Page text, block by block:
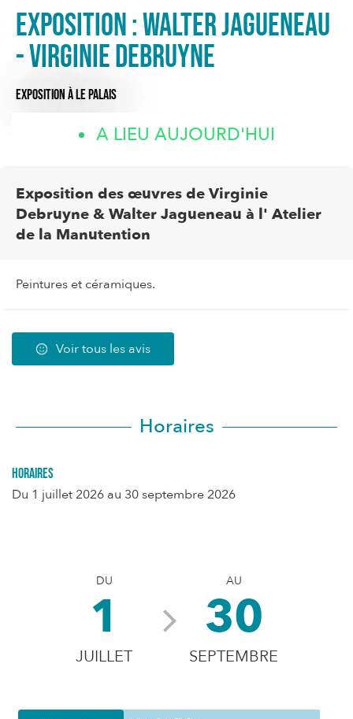
Exposition : Walter Jagueneau
- Virginie Debruyne
EXPOSITIONÀ LE PALAIS
A LIEU AUJOURD'HUI
Exposition des œuvres de Virginie
Debruyne & Walter Jagueneau à l' Atelier
de la Manutention
Peintures et céramiques.
Voir tous les avis
Horaires
Horaires
Du 1 juillet 2026 au 30 septembre 2026
DU
1
JUILLET
AU
30
SEPTEMBRE